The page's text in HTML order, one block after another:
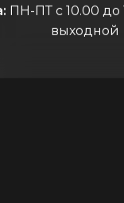
ПН-ПТ с 10.00
выходной